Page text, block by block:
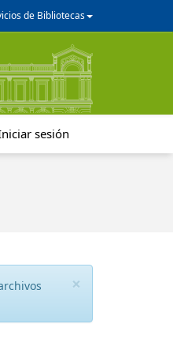
de Bibliotecas
sesión
×